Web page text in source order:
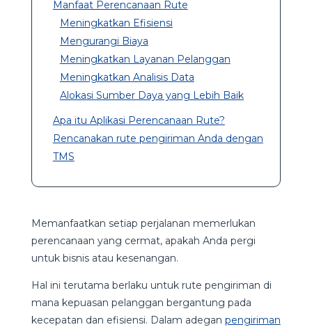
Manfaat Perencanaan Rute
Meningkatkan Efisiensi
Mengurangi Biaya
Meningkatkan Layanan Pelanggan
Meningkatkan Analisis Data
Alokasi Sumber Daya yang Lebih Baik
Apa itu Aplikasi Perencanaan Rute?
Rencanakan rute pengiriman Anda dengan
TMS
Memanfaatkan setiap perjalanan memerlukan
perencanaan yang cermat, apakah Anda pergi
untuk bisnis atau kesenangan.
Hal ini terutama berlaku untuk rute pengiriman di
mana kepuasan pelanggan bergantung pada
kecepatan dan efisiensi. Dalam adegan pengiriman